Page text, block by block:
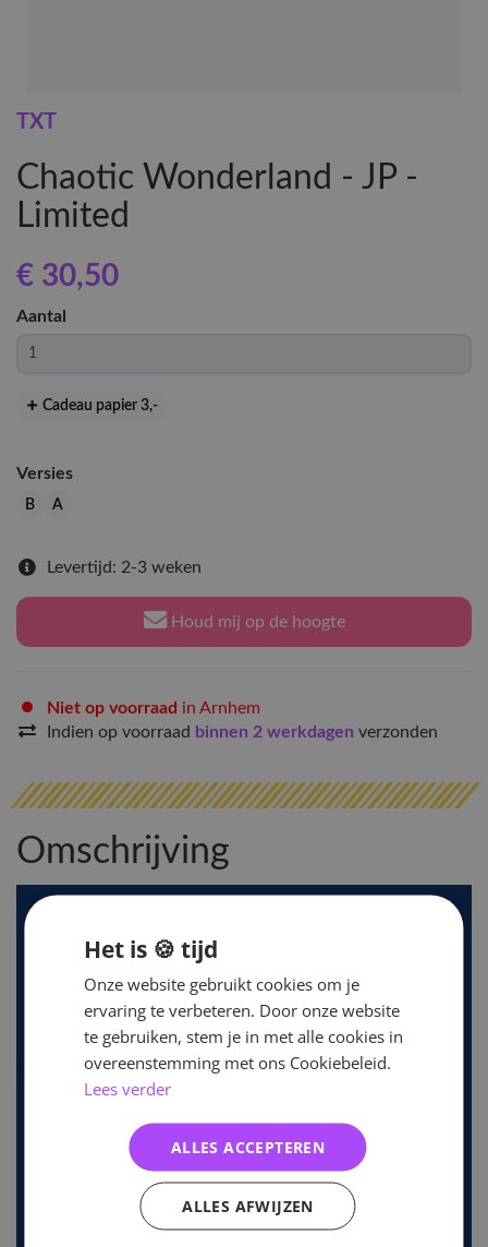
TXT
Chaotic Wonderland - JP -
Limited
€ 30,50
Aantal
Cadeau papier 3,-
Versies
B A
Levertijd: 2-3 weken
Houd mij op de hoogte
Niet op voorraad in Arnhem
Indien op voorraad binnen 2 werkdagen verzonden
Omschrijving
Het is 🍪 tijd
Onze website gebruikt cookies om je
ervaring te verbeteren. Door onze website
te gebruiken, stem je in met alle cookies in
overeenstemming met ons Cookiebeleid.
Lees verder
ALLES ACCEPTEREN
ALLES AFWIJZEN